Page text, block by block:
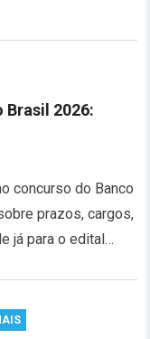
Brasil 2026:
concurso do Banco
prazos, cargos,
já para o edital…